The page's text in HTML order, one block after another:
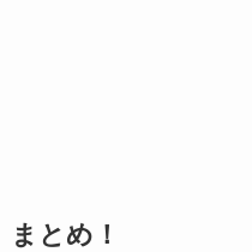
まとめ！